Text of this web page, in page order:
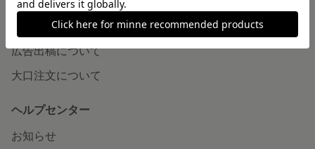
企業の方へ
広告出稿について
大口注文について
ヘルプセンター
お知らせ